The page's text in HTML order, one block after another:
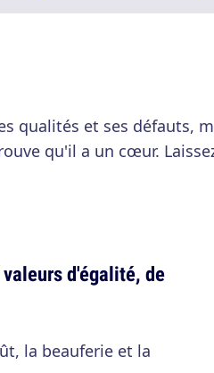
qualités et ses défauts,
qu'il a un cœur.
d'égalité, de
la beauferie et la